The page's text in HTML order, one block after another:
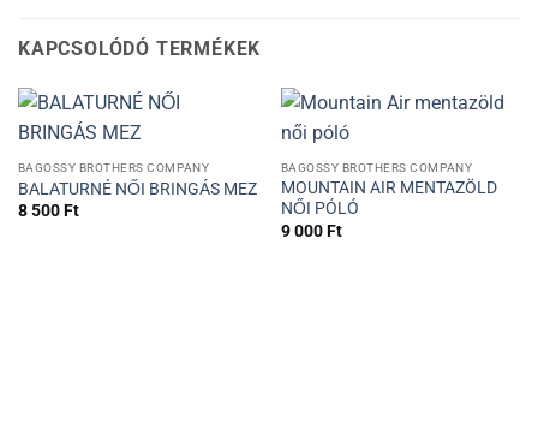
KAPCSOLÓDÓ TERMÉKEK
BAGOSSY BROTHERS COMPANY
BALATURNÉ NŐI BRINGÁS MEZ
8 500Ft
BAGOSSY BROTHERS COMPANY
MOUNTAIN AIR MENTAZÖLD
NŐI PÓLÓ
9 000Ft